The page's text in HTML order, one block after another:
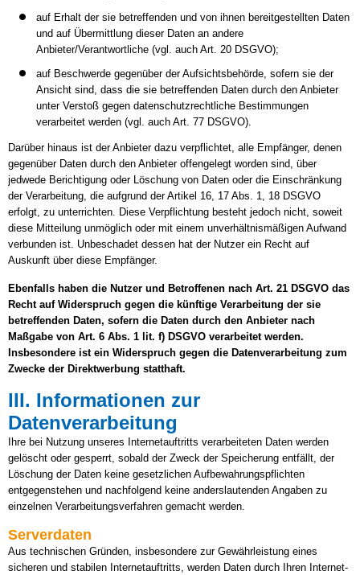
auf Erhalt der sie betreffenden und von ihnen bereitgestellten Daten
und auf Übermittlung dieser Daten an andere
Anbieter/Verantwortliche (vgl. auch Art. 20 DSGVO);
auf Beschwerde gegenüber der Aufsichtsbehörde, sofern sie der
Ansicht sind, dass die sie betreffenden Daten durch den Anbieter
unter Verstoß gegen datenschutzrechtliche Bestimmungen
verarbeitet werden (vgl. auch Art. 77 DSGVO).
Darüber hinaus ist der Anbieter dazu verpflichtet, alle Empfänger, denen
gegenüber Daten durch den Anbieter offengelegt worden sind, über
jedwede Berichtigung oder Löschung von Daten oder die Einschränkung
der Verarbeitung, die aufgrund der Artikel 16, 17 Abs. 1, 18 DSGVO
erfolgt, zu unterrichten. Diese Verpflichtung besteht jedoch nicht, soweit
diese Mitteilung unmöglich oder mit einem unverhältnismäßigen Aufwand
verbunden ist. Unbeschadet dessen hat der Nutzer ein Recht auf
Auskunft über diese Empfänger.
Ebenfalls haben die Nutzer und Betroffenen nach Art. 21 DSGVO das
Recht auf Widerspruch gegen die künftige Verarbeitung der sie
betreffenden Daten, sofern die Daten durch den Anbieter nach
Maßgabe von Art. 6 Abs. 1 lit. f) DSGVO verarbeitet werden.
Insbesondere ist ein Widerspruch gegen die Datenverarbeitung zum
Zwecke der Direktwerbung statthaft.
III. Informationen zur
Datenverarbeitung
Ihre bei Nutzung unseres Internetauftritts verarbeiteten Daten werden
gelöscht oder gesperrt, sobald der Zweck der Speicherung entfällt, der
Löschung der Daten keine gesetzlichen Aufbewahrungspflichten
entgegenstehen und nachfolgend keine anderslautenden Angaben zu
einzelnen Verarbeitungsverfahren gemacht werden.
Serverdaten
Aus technischen Gründen, insbesondere zur Gewährleistung eines
sicheren und stabilen Internetauftritts, werden Daten durch Ihren Internet-